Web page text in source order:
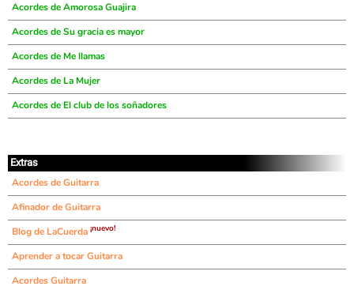
Acordes de Amorosa Guajira
Acordes de Su gracia es mayor
Acordes de Me llamas
Acordes de La Mujer
Acordes de El club de los soñadores
Extras
Acordes de Guitarra
Afinador de Guitarra
Blog de LaCuerda ¡nuevo!
Aprender a tocar Guitarra
Acordes Guitarra